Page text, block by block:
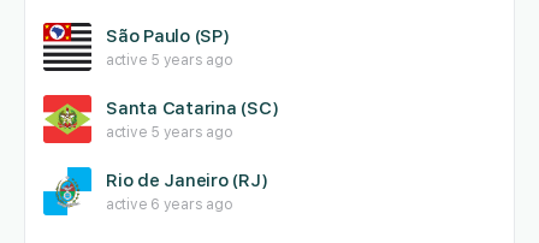
São Paulo (SP)
active 5 years ago
Santa Catarina (SC)
active 5 years ago
Rio de Janeiro (RJ)
active 6 years ago